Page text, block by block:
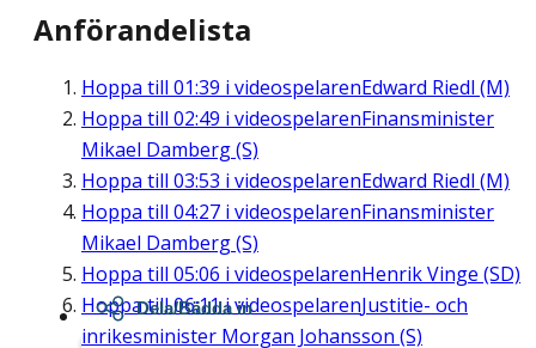
Anförandelista
Hoppa till 01:39 i videospelarenEdward Riedl (M)
Hoppa till 02:49 i videospelarenFinansminister
Mikael Damberg (S)
Hoppa till 03:53 i videospelarenEdward Riedl (M)
Hoppa till 04:27 i videospelarenFinansminister
Mikael Damberg (S)
Hoppa till 05:06 i videospelarenHenrik Vinge (SD)
Hoppa till06:11i videospelarenJustitie- och
inrikesminister Morgan Johansson (S)
Dela/Bädda in